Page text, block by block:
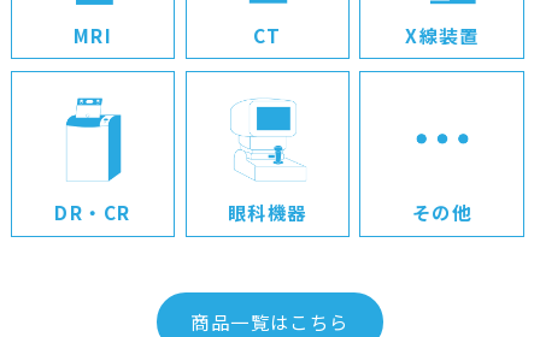
MRI CT X線装置
DR・CR 眼科機器 その他
商品一覧はこちら